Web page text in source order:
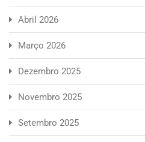
Abril 2026
Março 2026
Dezembro 2025
Novembro 2025
Setembro 2025